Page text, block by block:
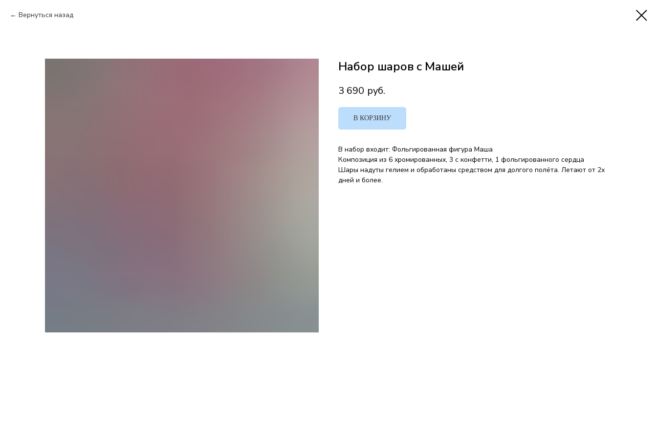
Вернуться назад
Набор шаров с Машей
3 690 руб.
В КОРЗИНУ
В набор входит: Фольгированная фигура Маша
Композиция из 6 хромированных, 3 с конфетти, 1 фольгированного сердца
Шары надуты гелием и обработаны средством для долгого полёта. Летают от 2х
дней и более.